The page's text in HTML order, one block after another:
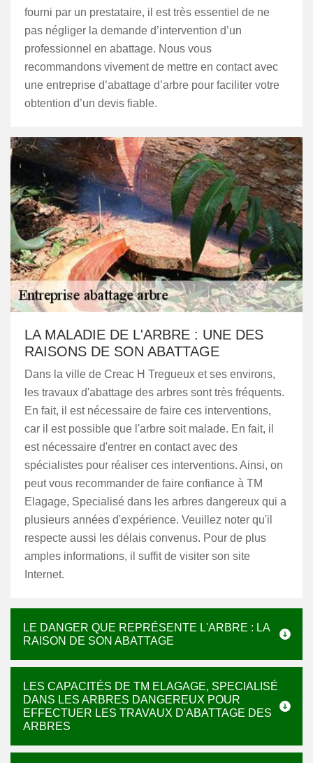
fourni par un prestataire, il est très essentiel de ne
pas négliger la demande d’intervention d’un
professionnel en abattage. Nous vous
recommandons vivement de mettre en contact avec
une entreprise d’abattage d’arbre pour faciliter votre
obtention d’un devis fiable.
LA MALADIE DE L'ARBRE : UNE DES
RAISONS DE SON ABATTAGE
Dans la ville de Creac H Tregueux et ses environs,
les travaux d'abattage des arbres sont très fréquents.
En fait, il est nécessaire de faire ces interventions,
car il est possible que l'arbre soit malade. En fait, il
est nécessaire d'entrer en contact avec des
spécialistes pour réaliser ces interventions. Ainsi, on
peut vous recommander de faire confiance à TM
Elagage, Specialisé dans les arbres dangereux qui a
plusieurs années d'expérience. Veuillez noter qu'il
respecte aussi les délais convenus. Pour de plus
amples informations, il suffit de visiter son site
Internet.
LE DANGER QUE REPRÉSENTE L'ARBRE : LA
RAISON DE SON ABATTAGE
LES CAPACITÉS DE TM ELAGAGE, SPECIALISÉ
DANS LES ARBRES DANGEREUX POUR
EFFECTUER LES TRAVAUX D'ABATTAGE DES
ARBRES